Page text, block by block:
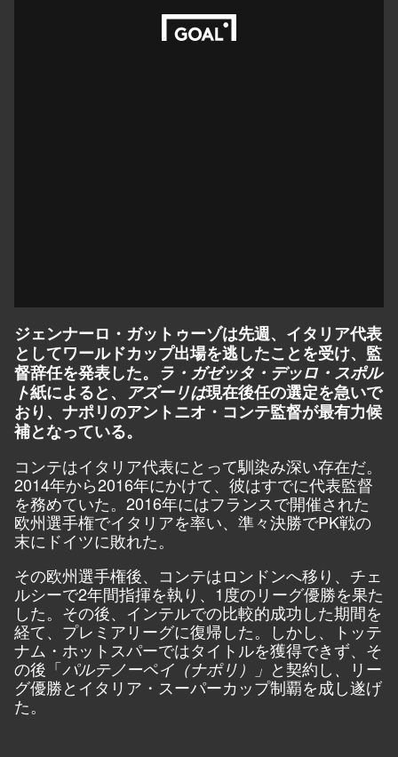
ジェンナーロ・ガットゥーゾは先週、イタリア代表
としてワールドカップ出場を逃したことを受け、監
督辞任を発表した。 ラ・ガゼッタ・デッロ・スポル
ト紙によると、 アズーリは現在後任の選定を急いで
おり、ナポリのアントニオ・コンテ監督が最有力候
補となっている。
コンテはイタリア代表にとって馴染み深い存在だ。
2014年から2016年にかけて、彼はすでに代表監督
を務めていた。2016年にはフランスで開催された
欧州選手権でイタリアを率い、準々決勝でPK戦の
末にドイツに敗れた。
その欧州選手権後、コンテはロンドンへ移り、チェ
ルシーで2年間指揮を執り、1度のリーグ優勝を果た
した。その後、インテルでの比較的成功した期間を
経て、プレミアリーグに復帰した。しかし、トッテ
ナム・ホットスパーではタイトルを獲得できず、そ
の後「パルテノーペイ（ナポリ）」 と契約し 、
リー
グ優勝とイタリア・スーパーカップ制覇を成し遂げ
た。